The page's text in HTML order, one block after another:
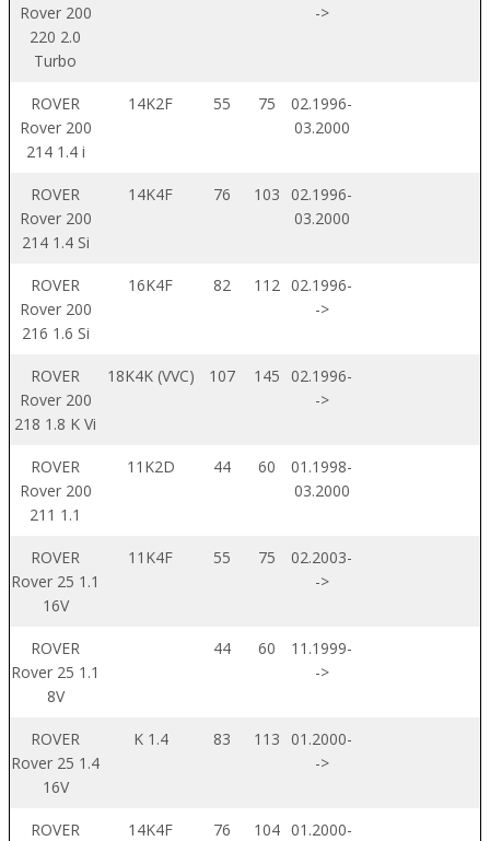
Rover 200
220 2.0
Turbo
->
ROVER
Rover 200
214 1.4 i
14K2F 55 75
02.1996-
03.2000
ROVER
Rover 200
214 1.4 Si
14K4F 76 103
02.1996-
03.2000
ROVER
Rover 200
216 1.6 Si
16K4F 82 112 02.1996-
->
ROVER
Rover 200
218 1.8 K Vi
18K4K (VVC) 107 145
02.1996-
->
ROVER
Rover 200
211 1.1
11K2D 44 60
01.1998-
03.2000
ROVER
Rover 25 1.1
16V
11K4F 55 75
02.2003-
->
ROVER
Rover 25 1.1
8V
44 60
11.1999-
->
ROVER
Rover 25 1.4
16V
K 1.4 83 113
01.2000-
->
ROVER
14K4F 76 104 01.2000-